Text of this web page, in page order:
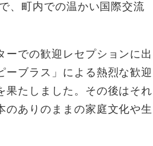
、町内での温かい国際交流
での歓迎レセプションに出
ーブラス」による熱烈な歓迎
果たしました。その後はそれ
のありのままの家庭文化や生